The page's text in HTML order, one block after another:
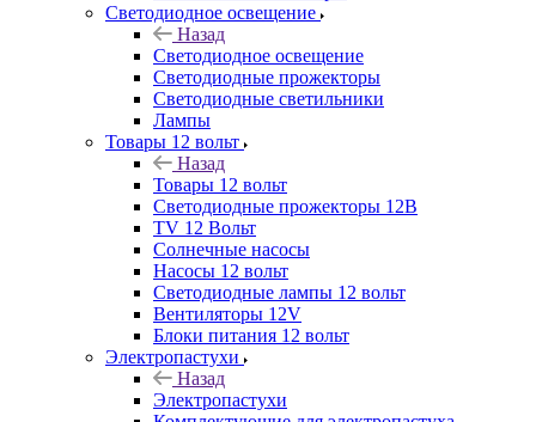
Светодиодное освещение
Назад
Светодиодное освещение
Светодиодные прожекторы
Светодиодные светильники
Лампы
Товары 12 вольт
Назад
Товары 12 вольт
Светодиодные прожекторы 12В
TV 12 Вольт
Солнечные насосы
Насосы 12 вольт
Светодиодные лампы 12 вольт
Вентиляторы 12V
Блоки питания 12 вольт
Электропастухи
Назад
Электропастухи